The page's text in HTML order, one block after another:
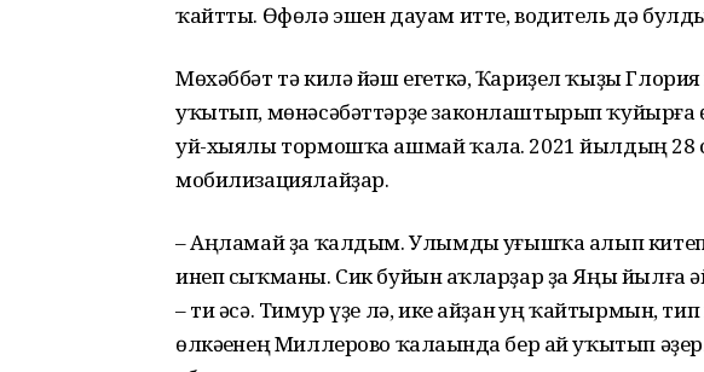
ҡайтты. Өфөлә эшен дауам итте, водитель дә
Мөхәббәт тә килә йәш егеткә, Ҡариҙел ҡыҙы
уҡытып, мөнәсәбәттәрҙе законлаштырып ҡуйырға
уй-хыялы тормошҡа ашмай ҡала. 2021 йылдың 28
мобилизациялайҙар.
– Аңламай ҙа ҡалдым. Улымды һуғышҡа алып
инеп сыҡманы. Сик буйын һаҡларҙар ҙа Яңы
– ти әсә. Тимур үҙе лә, ике айҙан һуң ҡайтырмын,
өлкәһенең Миллерово ҡалаһында бер ай уҡытып